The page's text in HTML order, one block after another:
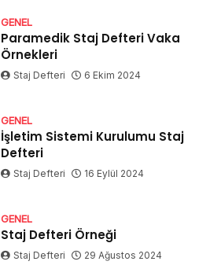
GENEL
Paramedik Staj Defteri Vaka
Örnekleri
Staj Defteri 6 Ekim 2024
GENEL
İşletim Sistemi Kurulumu Staj
Defteri
Staj Defteri 16 Eylül 2024
GENEL
Staj Defteri Örneği
Staj Defteri 29 Ağustos 2024